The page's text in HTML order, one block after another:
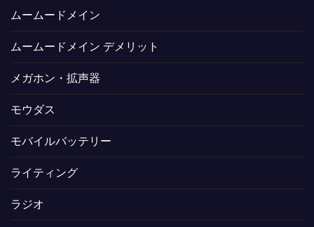
ムームードメイン
ムームードメイン デメリット
メガホン・拡声器
モウダス
モバイルバッテリー
ライティング
ラジオ